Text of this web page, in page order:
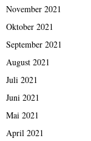
November 2021
Oktober 2021
September 2021
August 2021
Juli 2021
Juni 2021
Mai 2021
April 2021